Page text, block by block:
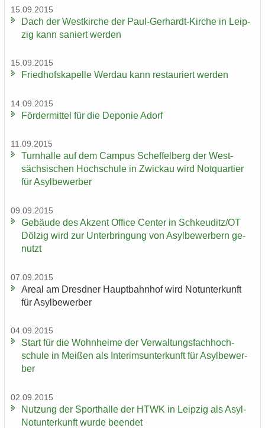
15.09.2015
Dach der West­kir­che der Paul-​Gerhardt-Kirche in Leip­
zig kann sa­niert wer­den
15.09.2015
Fried­hofs­ka­pel­le Wer­dau kann re­stau­riert wer­den
14.09.2015
För­der­mit­tel für die De­po­nie Adorf
11.09.2015
Turn­hal­le auf dem Cam­pus Schef­fel­berg der West­
säch­si­schen Hoch­schu­le in Zwi­ckau wird Not­quar­tier
für Asyl­be­wer­ber
09.09.2015
Ge­bäu­de des Ak­zent Of­fice Cen­ter in Schkeu­ditz/OT
Döl­zig wird zur Un­ter­brin­gung von Asyl­be­wer­bern ge­
nutzt
07.09.2015
Areal am Dresd­ner Haupt­bahn­hof wird Not­un­ter­kunft
für Asyl­be­wer­ber
04.09.2015
Start für die Wohn­hei­me der Ver­wal­tungs­fach­hoch­
schu­le in Mei­ßen als In­te­rims­un­ter­kunft für Asyl­be­wer­
ber
02.09.2015
Nut­zung der Sport­hal­le der HTWK in Leip­zig als Asyl-​
Notunterkunft wurde be­en­det